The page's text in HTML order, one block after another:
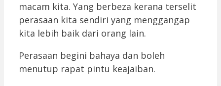
macam kita. Yang berbeza kerana terselit
perasaan kita sendiri yang menggangap
kita lebih baik dari orang lain.
Perasaan begini bahaya dan boleh
menutup rapat pintu keajaiban.